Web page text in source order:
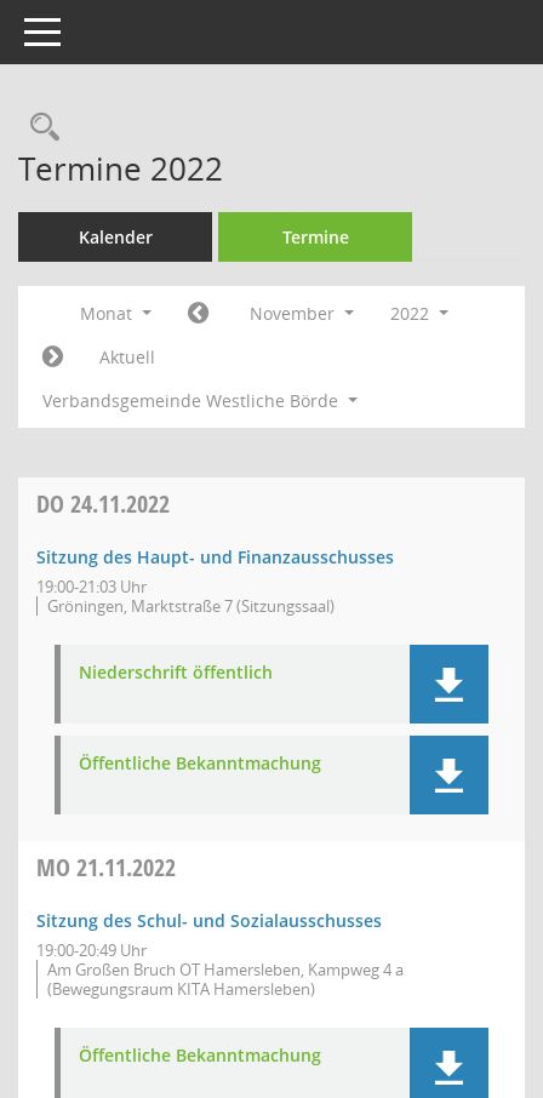
Toggle navigation
Rechercheauswahl
Termine 2022
Kalender Termine
Monat November
2022
Aktuell
Verbandsgemeinde Westliche Börde
DO 24.11.2022
Sitzung des Haupt- und Finanzausschusses
19:00-21:03 Uhr
Gröningen, Marktstraße 7 (Sitzungssaal)
Niederschrift öffentlich
Öffentliche Bekanntmachung
MO 21.11.2022
Sitzung des Schul- und Sozialausschusses
19:00-20:49 Uhr
Am Großen Bruch OT Hamersleben, Kampweg 4 a
(Bewegungsraum KITA Hamersleben)
Öffentliche Bekanntmachung